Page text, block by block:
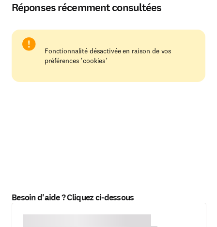
Réponses récemment consultées
Fonctionnalité désactivée en raison de vos
préférences 'cookies'
Besoin d'aide ? Cliquez ci-dessous